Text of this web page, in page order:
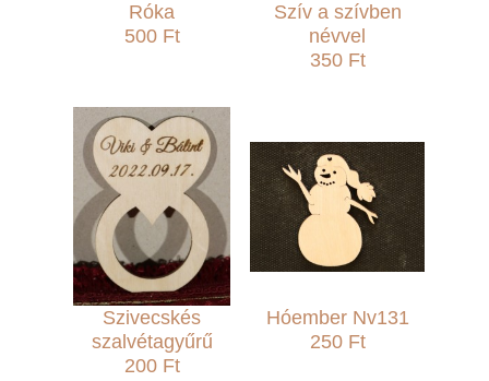
Róka
500 Ft
Szív a szívben
névvel
350 Ft
Szivecskés
szalvétagyűrű
200 Ft
Hóember Nv131
250 Ft